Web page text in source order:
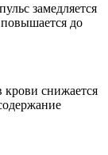
замедляется
до
крови снижается